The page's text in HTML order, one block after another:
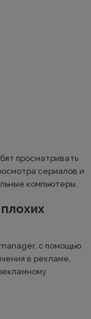
просматривать
сериалов и
компьютеры.
с помощью
в рекламе,